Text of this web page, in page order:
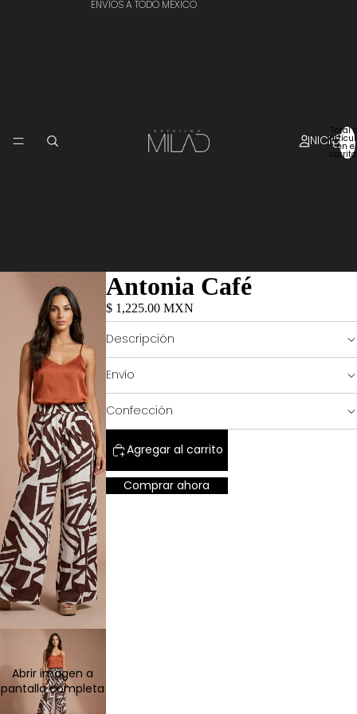
ENVÍOS A TODO MÉXICO
INICIO
Total
en el
Abrir imagen a
pantalla completa
Antonia Café
$ 1,225.00 MXN
Descripción
Envío
Confección
Agregar al carrito
Comprar ahora